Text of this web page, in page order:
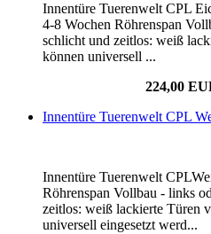
Innentüre Tuerenwelt CPL
4-8 Wochen Röhrenspan
schlicht und zeitlos: weiß
können universell ...
224,00
Innentüre Tuerenwelt CPL
Innentüre Tuerenwelt
Röhrenspan Vollbau - links
zeitlos: weiß lackierte Türen
universell eingesetzt werd...